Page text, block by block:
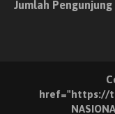
Jumlah Pengunjung
href="https://